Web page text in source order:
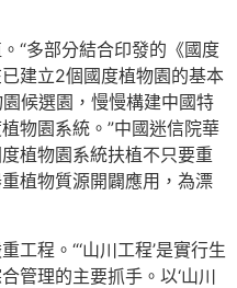
“多部分結合印發的《國度
建立2個國度植物園的基本
候選園，慢慢構建中國特
物園系統。”中國迷信院華
植物園系統扶植不只要重
植物質源開闢應用，為漂
工程。“‘山川工程’是實行生
管理的主要抓手。以‘山川